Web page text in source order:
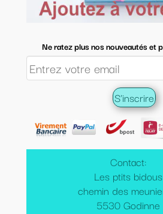
Contact:
Les ptits bidous
chemin des
5530 Godinne
Ne ratez plus nos nouveautés et